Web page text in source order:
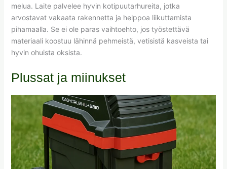
melua. Laite palvelee hyvin kotipuutarhureita, jotka
arvostavat vakaata rakennetta ja helppoa liikuttamista
pihamaalla. Se ei ole paras vaihtoehto, jos työstettävä
materiaali koostuu lähinnä pehmeistä, vetisistä kasveista tai
hyvin ohuista oksista.
Plussat ja miinukset